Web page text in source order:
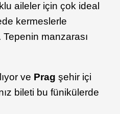
aileler için çok ideal
kermeslerle
manzarası
ve Prag şehir içi
bileti bu fünikülerde